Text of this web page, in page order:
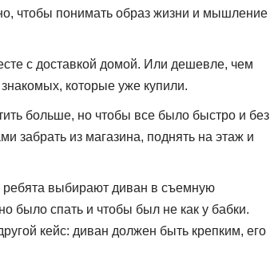
чтобы понимать образ жизни и мышление
с доставкой домой. Или дешевле, чем
которые уже купили.
больше, но чтобы все было быстро и без
забрать из магазина, поднять на этаж и
ребята выбирают диван в съемную
было спать и чтобы был не как у бабки.
кейс: диван должен быть крепким, его